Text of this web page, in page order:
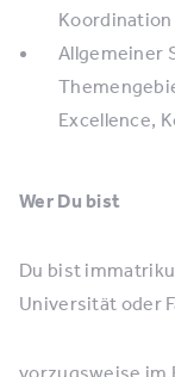
Allgemeiner
Excellence,
Wer Du bist
Du bist
Universität oder